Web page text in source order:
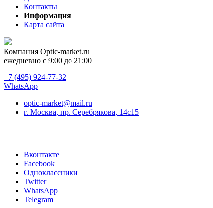
Контакты
Информация
Карта сайта
Компания Optic-market.ru
ежедневно с 9:00 до 21:00
+7 (495) 924-77-32
WhatsApp
optic-market@mail.ru
г. Москва, пр. Серебрякова, 14с15
Вконтакте
Facebook
Одноклассники
Twitter
WhatsApp
Telegram